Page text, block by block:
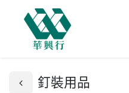
釘裝用品